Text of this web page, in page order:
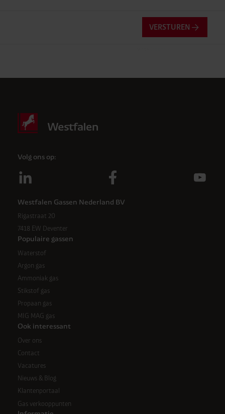
VERSTUREN
Volg ons op:
Westfalen Gassen Nederland BV
Rigastraat 20
7418 EW Deventer
Populaire gassen
Waterstof
Argon gas
Ammoniak gas
Stikstof gas
Propaan gas
MIG MAG gas
Ook interessant
Over ons
Contact
Vacatures
Nieuws & Blog
Klantenportaal
Gas verkooppunten